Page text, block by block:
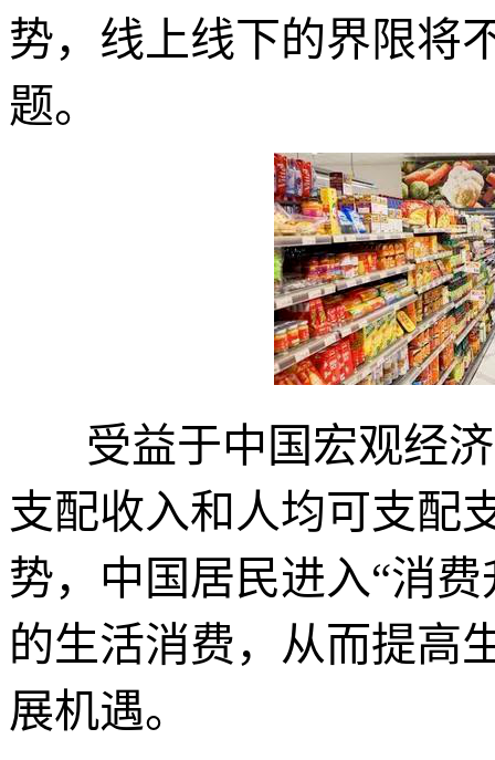
势，线上线下的界限将
题。
受益于中国宏观经
支配收入和人均可支配
势，中国居民进入“消
的生活消费，从而提高
展机遇。